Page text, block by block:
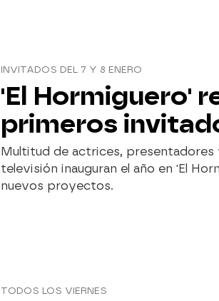
INVITADOS DEL 7 Y 8 ENERO
'El Hormiguero'
primeros
Multitud de actrices,
televisión inauguran el año en 'El
nuevos proyectos.
TODOS LOS VIERNES